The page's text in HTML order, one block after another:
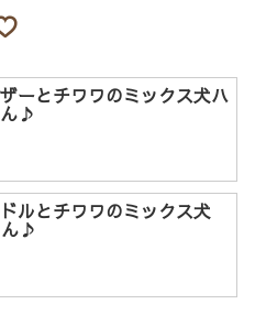
ーとチワワのミックス犬ハ
♪
ルとチワワのミックス犬
ん♪